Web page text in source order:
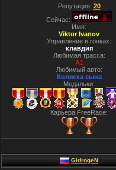
Репутация: 20
Сейчас:
Имя:
Viktor Ivanov
Управление в гонках:
клавдия
Любимая трасса:
A1
Любимый авто:
Коляска сына
Медальки:
Карьера FreeRace:
GidrogeN